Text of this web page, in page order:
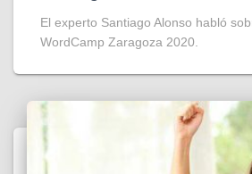
El experto Santiago Alonso habló
WordCamp Zaragoza 2020.